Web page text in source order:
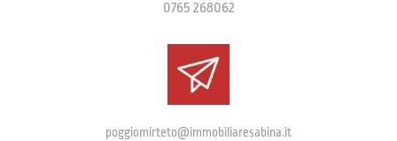
0765 268062
poggiomirteto@immobiliaresabina.it